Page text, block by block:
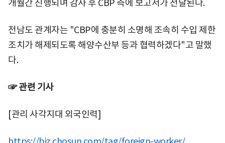
개월간 진행되며 감사 후 CBP 측에 보고서가 전달된다.
전남도 관계자는 "CBP에 충분히 소명해 조속히 수입 제한
조치가 해제되도록 해양수산부 등과 협력하겠다"고 말했
다.
☞ 관련 기사
[관리 사각지대 외국인력]